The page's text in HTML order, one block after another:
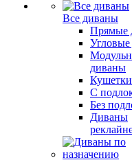
Все диваны
Прямые
диваны
Кушетки
С
Без
Диваны